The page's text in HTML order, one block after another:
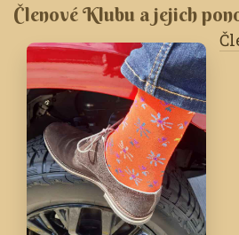
Členové Klubu a jejich